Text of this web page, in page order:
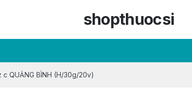
shopthuocsi
c QUẢNG BÌNH (H/30g/20v)